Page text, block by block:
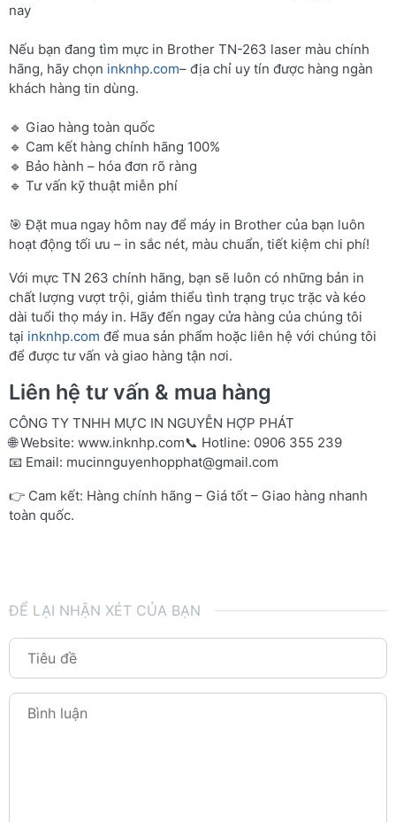
nay
Nếu bạn đang tìm mực in Brother TN-263 laser màu chính
hãng, hãy chọn inknhp.com– địa chỉ uy tín được hàng ngàn
khách hàng tin dùng.
🔹 Giao hàng toàn quốc
🔹 Cam kết hàng chính hãng 100%
🔹 Bảo hành – hóa đơn rõ ràng
🔹 Tư vấn kỹ thuật miễn phí
🎯 Đặt mua ngay hôm nay để máy in Brother của bạn luôn
hoạt động tối ưu – in sắc nét, màu chuẩn, tiết kiệm chi phí!
Với mực TN 263 chính hãng, bạn sẽ luôn có những bản in
chất lượng vượt trội, giảm thiểu tình trạng trục trặc và kéo
dài tuổi thọ máy in. Hãy đến ngay cửa hàng của chúng tôi
tại inknhp.com để mua sản phẩm hoặc liên hệ với chúng tôi
để được tư vấn và giao hàng tận nơi.
Liên hệ tư vấn & mua hàng
CÔNG TY TNHH MỰC IN NGUYỄN HỢP PHÁT
🌐 Website: www.inknhp.com📞 Hotline: 0906 355 239
📧 Email: mucinnguyenhopphat@gmail.com
👉 Cam kết: Hàng chính hãng – Giá tốt – Giao hàng nhanh
toàn quốc.
ĐỂ LẠI NHẬN XÉT CỦA BẠN